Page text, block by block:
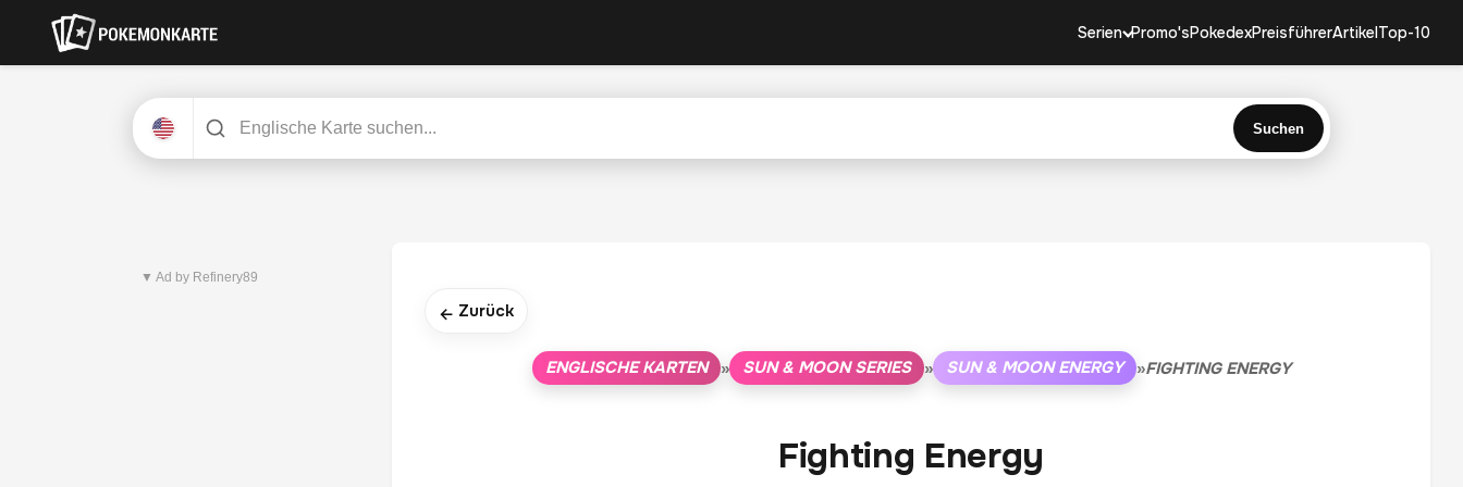
Serien Promo'sPokedexPreisführerArtikelTop-10
Suchen
▼ Ad by Refinery89
← Zurück
ENGLISCHE KARTEN » SUN & MOON SERIES » SUN & MOON ENERGY »FIGHTING ENERGY
Fighting Energy